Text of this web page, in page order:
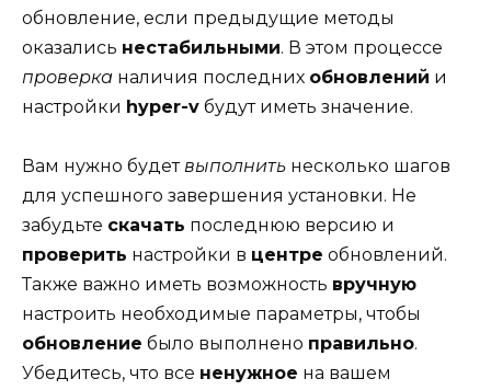
обновление, если предыдущие методы
оказались нестабильными. В этом процессе
проверка наличия последних обновлений и
настройки hyper-v будут иметь значение.
Вам нужно будет выполнить несколько шагов
для успешного завершения установки. Не
забудьте скачать последнюю версию и
проверить настройки в центре обновлений.
Также важно иметь возможность вручную
настроить необходимые параметры, чтобы
обновление было выполнено правильно.
Убедитесь, что все ненужное на вашем